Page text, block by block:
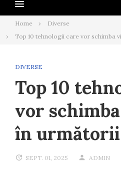
Home
Diverse
Top 10 tehnologii care vor schimba
DIVERSE
Top 10
vor
în
SEPT. 01, 2025 ADMIN